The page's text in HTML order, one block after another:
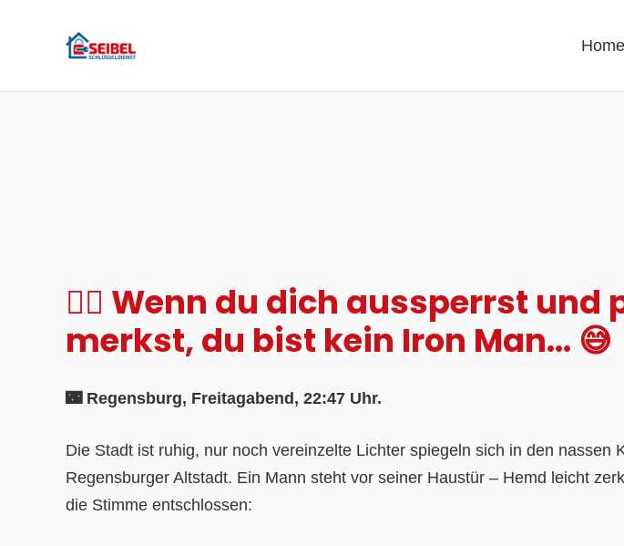
Home
🦸‍♂️ Wenn du dich aussperrst und
merkst, du bist kein Iron Man… 😅
🌃 Regensburg, Freitagabend, 22:47 Uhr.
Die Stadt ist ruhig, nur noch vereinzelte Lichter spiegeln sich in den nassen
Regensburger Altstadt. Ein Mann steht vor seiner Haustür – Hemd leicht
die Stimme entschlossen: